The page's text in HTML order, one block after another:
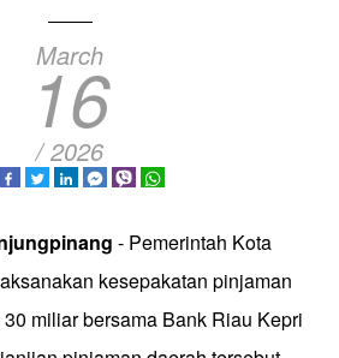
March
16
/ 2026
- Pemerintah Kota
kesepakatan pinjaman
miliar bersama Bank Riau Kepri